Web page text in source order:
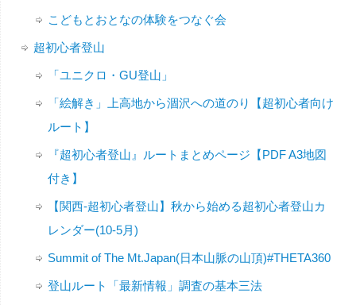
こどもとおとなの体験をつなぐ会
超初心者登山
「ユニクロ・GU登山」
「絵解き」上高地から涸沢への道のり【超初心者向け
ルート】
『超初心者登山』ルートまとめページ【PDF A3地図
付き】
【関西-超初心者登山】秋から始める超初心者登山カ
レンダー(10-5月)
Summit of The Mt.Japan(日本山脈の山頂)#THETA360
登山ルート「最新情報」調査の基本三法